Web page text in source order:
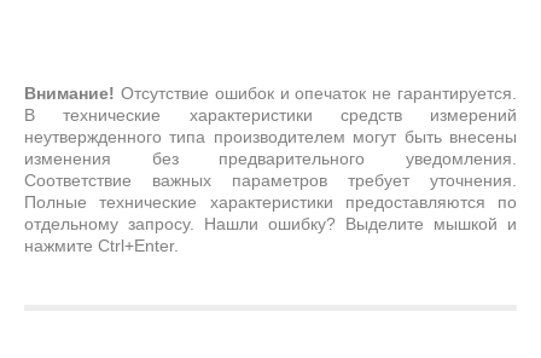
Внимание! Отсутствие ошибок и опечаток не гарантируется.
В технические характеристики средств измерений
неутвержденного типа производителем могут быть внесены
изменения без предварительного уведомления.
Соответствие важных параметров требует уточнения.
Полные технические характеристики предоставляются по
отдельному запросу. Нашли ошибку? Выделите мышкой и
нажмите Ctrl+Enter.